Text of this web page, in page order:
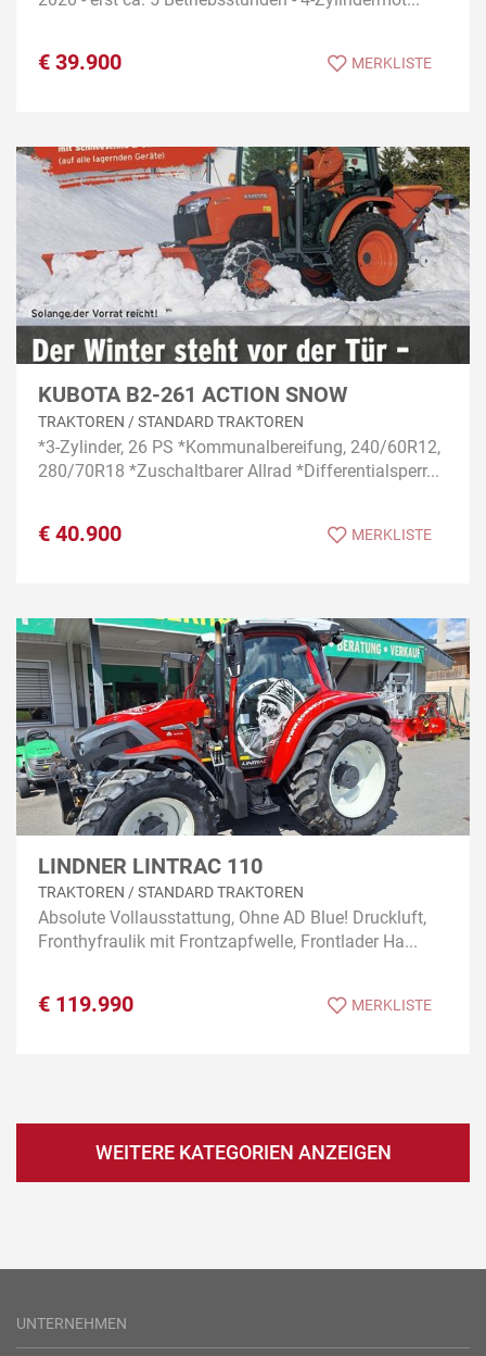
€ 39.900 MERKLISTE
KUBOTA B2-261 ACTION SNOW
TRAKTOREN / STANDARD TRAKTOREN
*3-Zylinder, 26 PS *Kommunalbereifung, 240/60R12,
280/70R18 *Zuschaltbarer Allrad *Differentialsperr...
€ 40.900 MERKLISTE
LINDNER LINTRAC 110
TRAKTOREN / STANDARD TRAKTOREN
Absolute Vollausstattung, Ohne AD Blue! Druckluft,
Fronthyfraulik mit Frontzapfwelle, Frontlader Ha...
€ 119.990 MERKLISTE
WEITERE KATEGORIEN ANZEIGEN
UNTERNEHMEN